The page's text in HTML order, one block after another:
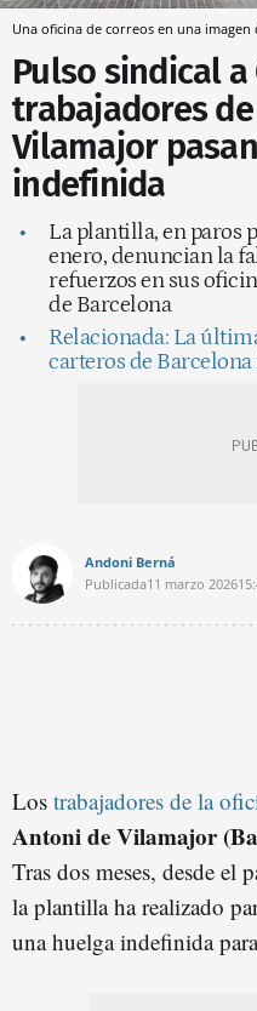
Una oficina de correos en una imagen
Pulso sindical
trabajadores
Vilamajor
indefinida
La plantilla, en paros
enero, denuncian la
refuerzos en sus
de Barcelona
Relacionada: La
carteros de
Andoni Berná
Publicada11 marzo 2026
Los trabajadores de la
Antoni de Vilamajor
Tras dos meses, desde el
la plantilla ha realizado
una huelga indefinida